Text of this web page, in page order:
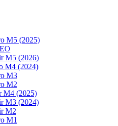
M5 (2025)
M5 (2026)
M4 (2024)
M3
M2
M4 (2025)
M3 (2024)
M2
M1